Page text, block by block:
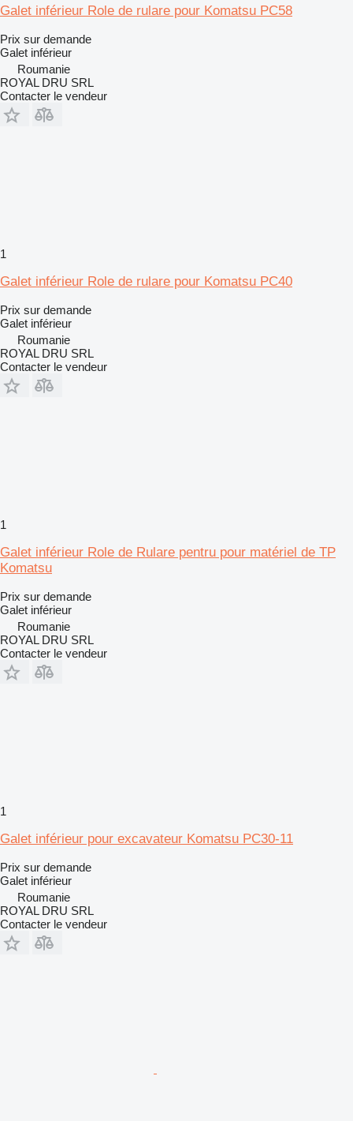
Galet inférieur Role de rulare pour Komatsu PC58
Prix sur demande
Galet inférieur
Roumanie
ROYAL DRU SRL
Contacter le vendeur
1
Galet inférieur Role de rulare pour Komatsu PC40
Prix sur demande
Galet inférieur
Roumanie
ROYAL DRU SRL
Contacter le vendeur
1
Galet inférieur Role de Rulare pentru pour matériel de TP
Komatsu
Prix sur demande
Galet inférieur
Roumanie
ROYAL DRU SRL
Contacter le vendeur
1
Galet inférieur pour excavateur Komatsu PC30-11
Prix sur demande
Galet inférieur
Roumanie
ROYAL DRU SRL
Contacter le vendeur